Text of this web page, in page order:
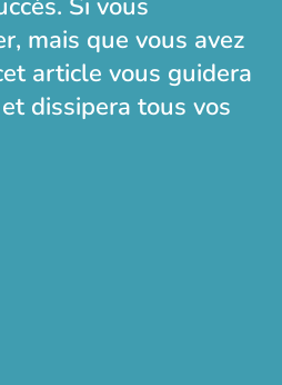
mais que vous avez
article vous guidera
dissipera tous vos